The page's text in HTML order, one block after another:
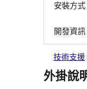
安裝方式
開發資訊
技術支援
外掛說